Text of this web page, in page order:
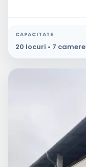
CAPACITATE
20 locuri • 7 camere